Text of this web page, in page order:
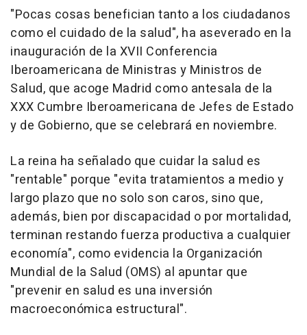
"Pocas cosas benefician tanto a los ciudadanos
como el cuidado de la salud", ha aseverado en la
inauguración de la XVII Conferencia
Iberoamericana de Ministras y Ministros de
Salud, que acoge Madrid como antesala de la
XXX Cumbre Iberoamericana de Jefes de Estado
y de Gobierno, que se celebrará en noviembre.
La reina ha señalado que cuidar la salud es
"rentable" porque "evita tratamientos a medio y
largo plazo que no solo son caros, sino que,
además, bien por discapacidad o por mortalidad,
terminan restando fuerza productiva a cualquier
economía", como evidencia la Organización
Mundial de la Salud (OMS) al apuntar que
"prevenir en salud es una inversión
macroeconómica estructural".